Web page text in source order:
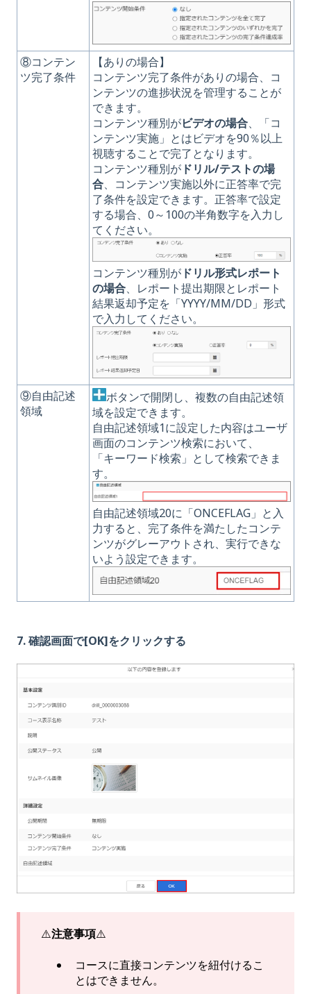
⑧コンテン
ツ完了条件
【ありの場合】
コンテンツ完了条件がありの場合、コ
ンテンツの進捗状況を管理することが
できます。
コンテンツ種別がビデオの場合、「コ
ンテンツ実施」とはビデオを90％以上
視聴することで完了となります。
コンテンツ種別が ドリル/テストの場
合、コンテンツ実施以外に正答率で完
了条件を設定できます。正答率で設定
する場合、0～100の半角数字を入力し
てください。
コンテンツ種別が ドリル形式レポート
の場合、レポート提出期限とレポート
結果返却予定を「YYYY/MM/DD」形式
で入力してください。
⑨自由記述
領域
ボタンで開閉し、複数の自由記述領
域を設定できます。
自由記述領域1に設定した内容はユーザ
画面のコンテンツ検索において、
「キーワード検索」として検索できま
す。
自由記述領域20に「ONCEFLAG」と入
力すると、完了条件を満たしたコンテ
ンツがグレーアウトされ、実行できな
いよう設定できます。
7. 確認画面で[OK]をクリックする
⚠️注意事項⚠️
コースに直接コンテンツを紐付けるこ
とはできません。